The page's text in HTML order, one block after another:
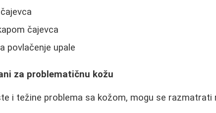
čajevca
povlačenje upale
za problematičnu kožu
i težine problema sa kožom, mogu se